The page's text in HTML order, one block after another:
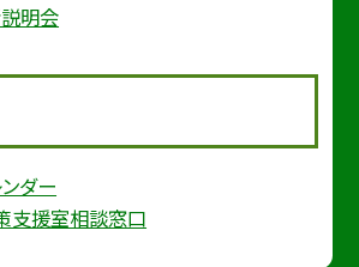
明会
ダー
支援室相談窓口